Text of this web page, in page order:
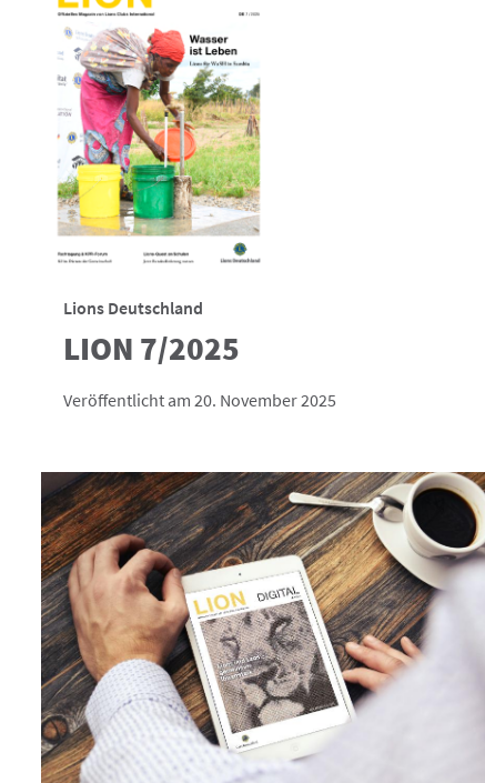
Lions Deutschland
LION 7/2025
Veröffentlicht am 20. November 2025